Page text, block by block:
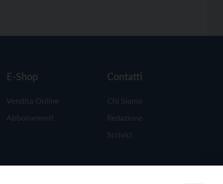
E-Shop
Vendita Online
Abbonamenti
Contatti
Chi Siamo
Redazione
Scrivici